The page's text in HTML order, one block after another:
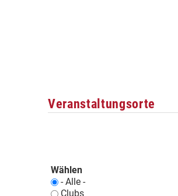
Veranstaltungsorte
Wählen
- Alle -
Clubs